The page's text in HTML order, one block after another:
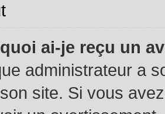
ai-je reçu un
administrateur a
site. Si vous